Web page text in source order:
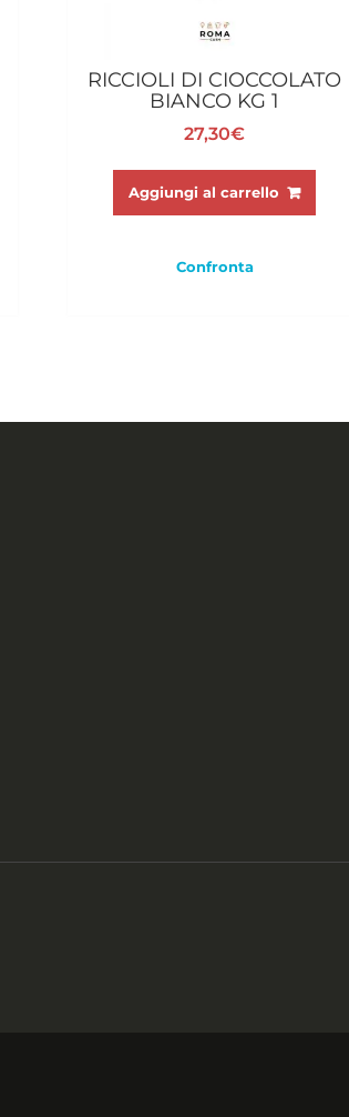
RICCIOLI DI CIOCCOLATO
BIANCO KG 1
27,30€
Aggiungi al carrello
Confronta